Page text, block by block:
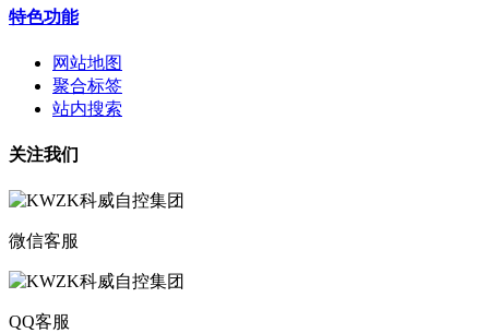
特色功能
网站地图
聚合标签
站内搜索
关注我们
微信客服
QQ客服